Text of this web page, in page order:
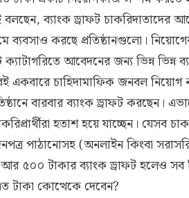
ব্যাংক ড্রাফট চাকরিদাতাদের
ব্যবসাও করছে প্রতিষ্ঠানগুলো।
ক্যাটাগরিতে আবেদনের জন্য ভিন্ন
একবারে চাহিদামাফিক জনবল নিয়োগ
বারবার ব্যাংক ড্রাফট
হতাশ হয়ে যাচ্ছেন।
পাঠানোসহ (অনলাইন কিংবা
৫০০ টাকার ব্যাংক ড্রাফট হলেও
টাকা কোত্থেকে দেবেন?